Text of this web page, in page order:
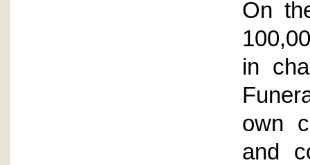
On
in
own
and